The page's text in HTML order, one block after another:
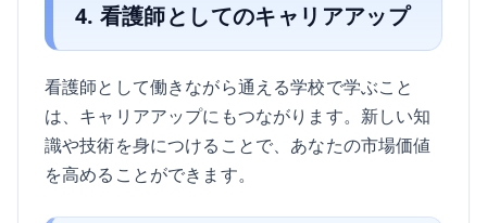
4. 看護師としてのキャリアアップ
看護師として働きながら通える学校で学ぶこと
は、キャリアアップにもつながります。新しい知
識や技術を身につけることで、あなたの市場価値
を高めることができます。